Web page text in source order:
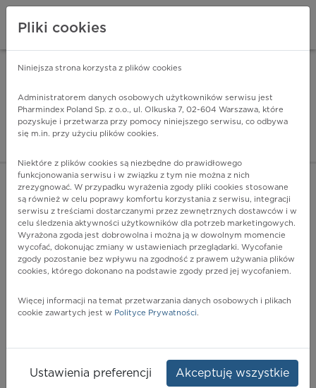
Pharmindex - lider
ZALOGUJ SIĘ
POKAŻ FILTRY
Pharmindex
Pliki cookies
Niniejsza strona korzysta z plików cookies
Administratorem danych osobowych użytkowników serwisu jest
Pharmindex Poland Sp. z o.o., ul. Olkuska 7, 02-604 Warszawa, które
pozyskuje i przetwarza przy pomocy niniejszego serwisu, co odbywa
się m.in. przy użyciu plików cookies.
Niektóre z plików cookies są niezbędne do prawidłowego
funkcjonowania serwisu i w związku z tym nie można z nich
zrezygnować. W przypadku wyrażenia zgody pliki cookies stosowane
są również w celu poprawy komfortu korzystania z serwisu, integracji
serwisu z treściami dostarczanymi przez zewnętrznych dostawców i w
celu śledzenia aktywności użytkowników dla potrzeb marketingowych.
Wyrażona zgoda jest dobrowolna i można ją w dowolnym momencie
wycofać, dokonując zmiany w ustawieniach przeglądarki. Wycofanie
zgody pozostanie bez wpływu na zgodność z prawem używania plików
cookies, którego dokonano na podstawie zgody przed jej wycofaniem.
Więcej informacji na temat przetwarzania danych osobowych i plikach
cookie zawartych jest w Polityce Prywatności.
Ustawienia preferencji Akceptuję wszystkie
ZA DARMO - w Google Play INSTALUJ